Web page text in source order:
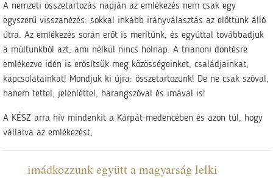
A nemzeti összetartozás napján az emlékezés nem csak egy
egyszerű visszanézés: sokkal inkább irányválasztás az előttünk álló
útra. Az emlékezés során erőt is merítünk, és egyúttal továbbadjuk
a múltunkból azt, ami nélkül nincs holnap. A trianoni döntésre
emlékezve idén is erősítsük meg közösségeinket, családjainkat,
kapcsolatainkat! Mondjuk ki újra: összetartozunk! De ne csak szóval,
hanem tettel, jelenléttel, harangszóval és imával is!
A KÉSZ arra hív mindenkit a Kárpát-medencében és azon túl, hogy
vállalva az emlékezést,
imádkozzunk együtt a magyarság lelki